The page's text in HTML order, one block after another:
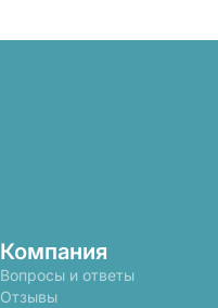
Компания
Вопросы и ответы
Отзывы